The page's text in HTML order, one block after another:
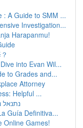
: A Guide to SMM ...
Investigation...
Harapanmu!
into Evan Wil...
to Grades and...
Attorney
Helpful ...
נתנאל
Guía Definitiva...
Online Games!